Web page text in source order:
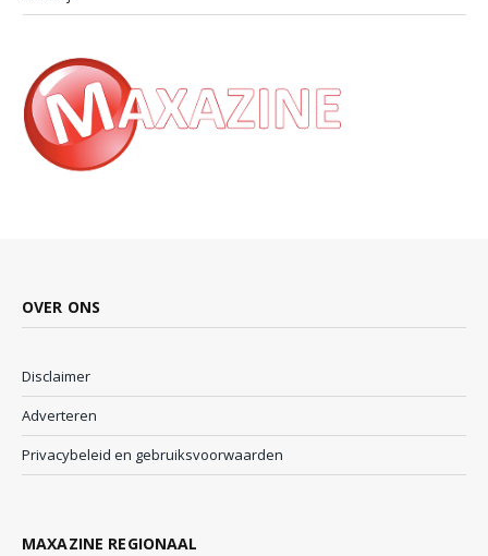
OVER ONS
Disclaimer
Adverteren
Privacybeleid en gebruiksvoorwaarden
MAXAZINE REGIONAAL